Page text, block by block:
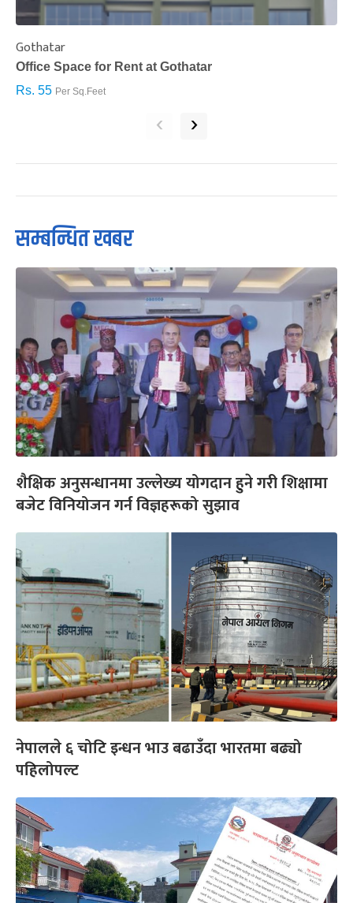
Gothatar
Office Space for Rent at Gothatar
Rs. 55 Per Sq.Feet
‹ ›
सम्बन्धित खबर
शैक्षिक अनुसन्धानमा उल्लेख्य योगदान हुने गरी शिक्षामा
बजेट विनियोजन गर्न विज्ञहरूको सुझाव
नेपालले ६ चोटि इन्धन भाउ बढाउँदा भारतमा बढ्यो
पहिलोपल्ट